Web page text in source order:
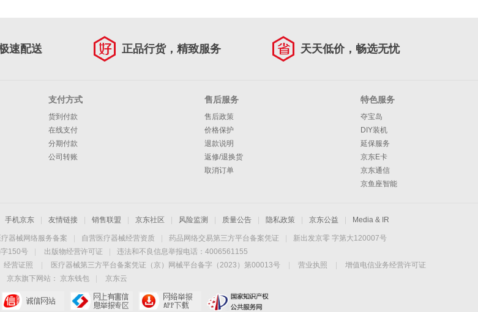
速配送 正品行货，精致服务 天天低价，畅选无忧
支付方式
货到付款
在线支付
分期付款
公司转账
售后服务
售后政策
价格保护
退款说明
返修/退换货
取消订单
特色服务
夺宝岛
DIY装机
延保服务
京东E卡
京东通信
京鱼座智能
手机京东 友情链接 销售联盟 京东社区 风险监测 质量公告 隐私政策 京东公益 Media & IR
器械网络服务备案 自营医疗器械经营资质 药品网络交易第三方平台备案凭证
新出发京零 字第大120007号
150号
出版物经营许可证
违法和不良信息举报电话：4006561155
经营证照 医疗器械第三方平台备案凭证（京）网械平台备字（2023）第00013号 营业执照
增值电信业务经营许可证
京东旗下网站：
京东钱包 京东云